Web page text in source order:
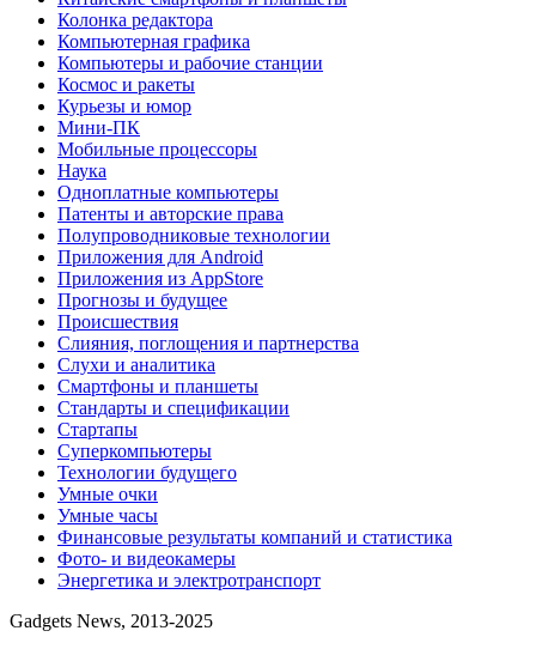
Колонка редактора
Компьютерная графика
Компьютеры и рабочие станции
Космос и ракеты
Курьезы и юмор
Мини-ПК
Мобильные процессоры
Наука
Одноплатные компьютеры
Патенты и авторские права
Полупроводниковые технологии
Приложения для Android
Приложения из AppStore
Прогнозы и будущее
Происшествия
Слияния, поглощения и партнерства
Слухи и аналитика
Смартфоны и планшеты
Стандарты и спецификации
Стартапы
Суперкомпьютеры
Технологии будущего
Умные очки
Умные часы
Финансовые результаты компаний и статистика
Фото- и видеокамеры
Энергетика и электротранспорт
Gadgets News, 2013-2025